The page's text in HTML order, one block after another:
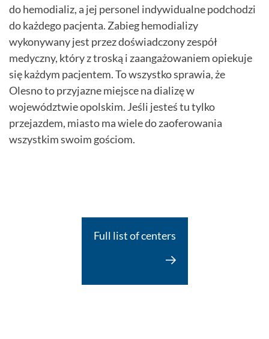
do hemodializ, a jej personel indywidualne podchodzi
do każdego pacjenta. Zabieg hemodializy
wykonywany jest przez doświadczony zespół
medyczny, który z troską i zaangażowaniem opiekuje
się każdym pacjentem. To wszystko sprawia, że
Olesno to przyjazne miejsce na dializę w
województwie opolskim. Jeśli jesteś tu tylko
przejazdem, miasto ma wiele do zaoferowania
wszystkim swoim gościom.
Full list of centers